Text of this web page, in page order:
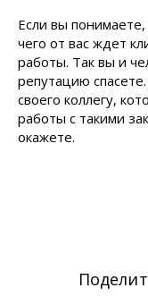
Если вы
чего от вас ждет
работы. Так вы и
репутацию
своего коллегу,
работы с такими
окажете.